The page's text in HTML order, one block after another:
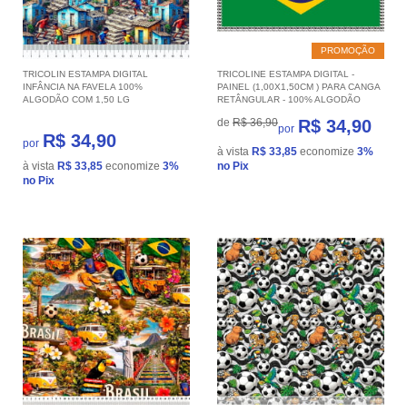
TRICOLIN ESTAMPA DIGITAL
INFÂNCIA NA FAVELA 100%
ALGODÃO COM 1,50 LG
por R$ 34,90
à vista R$ 33,85 economize 3%
no Pix
PROMOÇÃO
TRICOLINE ESTAMPA DIGITAL -
PAINEL (1,00X1,50CM ) PARA CANGA
RETÂNGULAR - 100% ALGODÃO
de R$ 36,90por R$ 34,90
à vista R$ 33,85 economize 3%
no Pix